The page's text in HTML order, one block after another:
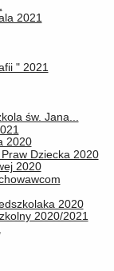
2021
" 2021
św. Jana...
2020
Dziecka 2020
2020
2020
2020/2021